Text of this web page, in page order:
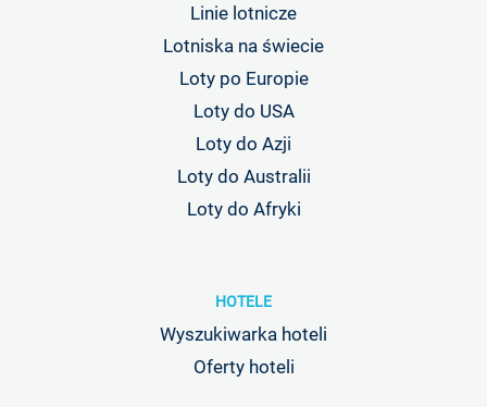
Linie lotnicze
Lotniska na świecie
Loty po Europie
Loty do USA
Loty do Azji
Loty do Australii
Loty do Afryki
HOTELE
Wyszukiwarka hoteli
Oferty hoteli